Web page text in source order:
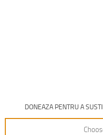
DONEAZA PENTRU A